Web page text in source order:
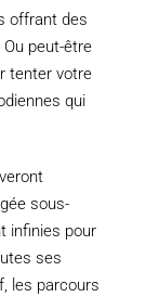
offrant des
peut-être
tenter votre
qui
sous-
infinies pour
ses
les parcours